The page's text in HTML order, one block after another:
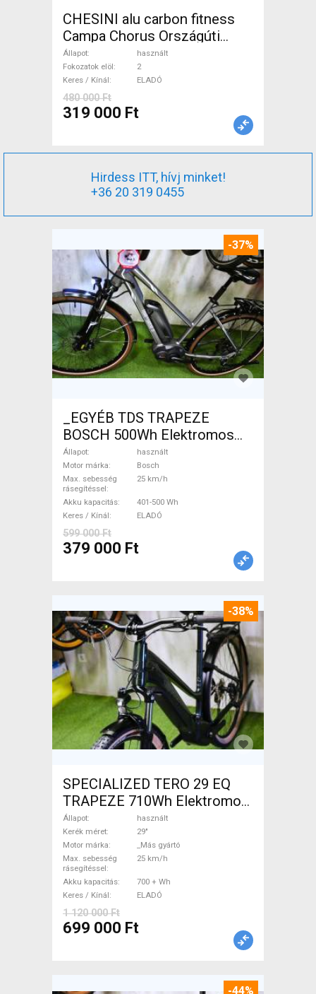
CHESINI alu carbon fitness
Campa Chorus Országúti
használt ELADÓ
Állapot
használt
Fokozatok elöl
2
Keres / Kínál
ELADÓ
480 000 Ft
319 000 Ft
Hirdess ITT, hívj minket!
+36 20 319 0455
-37%
_EGYÉB TDS TRAPEZE
BOSCH 500Wh Elektromos
Trekking/cross 25 km/h
Bosch 401-500 Wh használt
ELADÓ
Állapot
használt
Motor márka
Bosch
Max. sebesség
rásegítéssel
25 km/h
Akku kapacitás
401-500 Wh
Keres / Kínál
ELADÓ
599 000 Ft
379 000 Ft
-38%
SPECIALIZED TERO 29 EQ
TRAPEZE 710Wh Elektromos
Trekking/cross 25 km/h _Más
gyártó 700 + Wh használt
ELADÓ
Állapot
használt
Kerék méret
29"
Motor márka
_Más gyártó
Max. sebesség
rásegítéssel
25 km/h
Akku kapacitás
700 + Wh
Keres / Kínál
ELADÓ
1 120 000 Ft
699 000 Ft
-44%